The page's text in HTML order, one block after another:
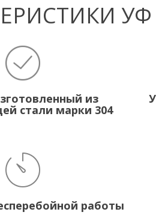
из
стали марки 304
работы